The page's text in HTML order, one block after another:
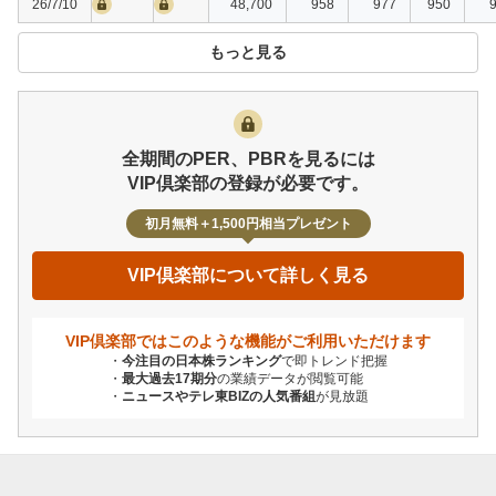
26/7/10 48,700 958 977 950
もっと見る
全期間のPER、PBRを見るには
VIP倶楽部の登録が必要です。
初月無料＋1,500円相当プレゼント
VIP倶楽部について詳しく見る
VIP倶楽部ではこのような機能がご利用いただけます
今注目の日本株ランキングで即トレンド把握
最大過去17期分の業績データが閲覧可能
ニュースやテレ東BIZの人気番組が見放題